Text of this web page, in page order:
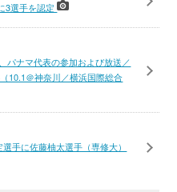
3選手を認定
パナマ代表の参加および放送／
10.1＠神奈川／横浜国際総合
手に佐藤柚太選手（専修大）